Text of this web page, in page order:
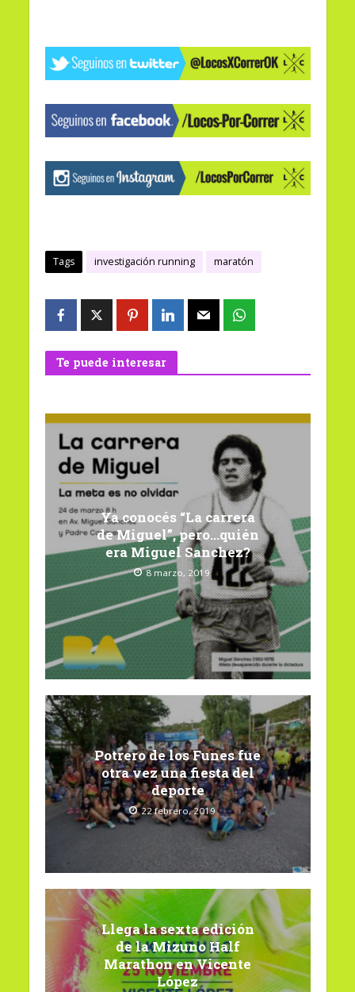
Tags investigación running maratón
Te puede interesar
Ya conocés “La carrera
de Miguel”, pero…quién
era Miguel Sanchez?
8 marzo, 2019
Potrero de los Funes fue
otra vez una fiesta del
deporte
22 febrero, 2019
Llega la sexta edición
de la Mizuno Half
Marathon en Vicente
López